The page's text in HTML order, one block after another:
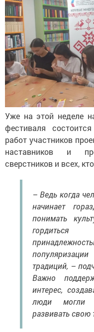
Уже на этой неделе
фестиваля
работ участников
наставников и
сверстников и всех,
– Ведь когда
начинает
понимать
гордиться
традиций, –
Важно
интерес,
люди могли
развивать свою